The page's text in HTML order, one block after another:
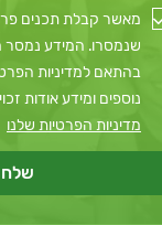
מאשר קבלת תכנים
שנמסרו. המידע נמסר
בהתאם למדיניות
נוספים ומידע אודות
מדיניות הפרטיות שלנו
שלח